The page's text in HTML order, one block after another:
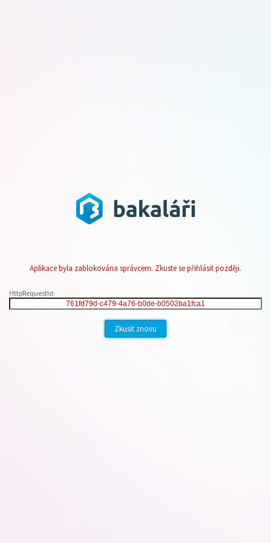
Aplikace byla zablokována správcem. Zkuste se přihlásit později.
HttpRequestId:
Zkusit znovu